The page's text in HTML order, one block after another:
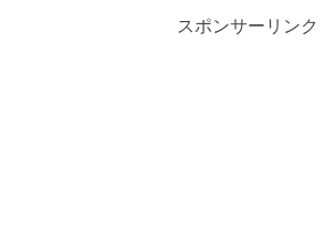
スポンサーリンク